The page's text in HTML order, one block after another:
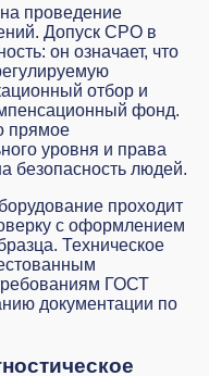
проведение
Допуск СРО в
он означает, что
отбор и
фонд.
прямое
уровня и права
безопасность людей.
проходит
с оформлением
Техническое
ГОСТ
документации по